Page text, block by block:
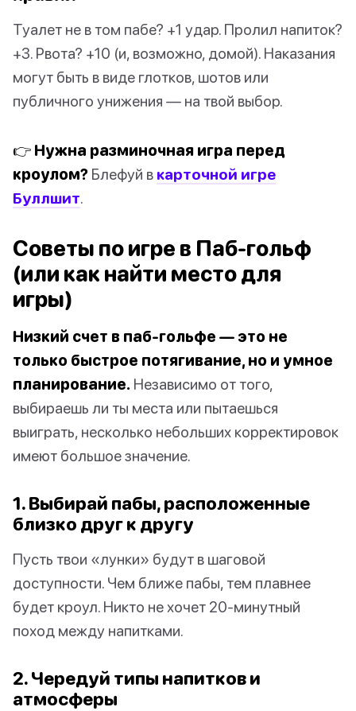
Туалет не в том пабе? +1 удар. Пролил напиток?
+3. Рвота? +10 (и, возможно, домой). Наказания
могут быть в виде глотков, шотов или
публичного унижения — на твой выбор.
👉 Нужна разминочная игра перед
кроулом? Блефуй в карточной игре
Буллшит.
Советы по игре в Паб-гольф
(или как найти место для
игры)
Низкий счет в паб-гольфе — это не
только быстрое потягивание, но и умное
планирование. Независимо от того,
выбираешь ли ты места или пытаешься
выиграть, несколько небольших корректировок
имеют большое значение.
1. Выбирай пабы, расположенные
близко друг к другу
Пусть твои «лунки» будут в шаговой
доступности. Чем ближе пабы, тем плавнее
будет кроул. Никто не хочет 20-минутный
поход между напитками.
2. Чередуй типы напитков и
атмосферы